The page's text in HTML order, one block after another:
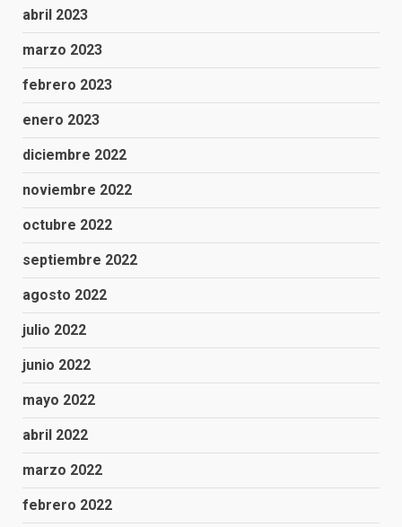
abril 2023
marzo 2023
febrero 2023
enero 2023
diciembre 2022
noviembre 2022
octubre 2022
septiembre 2022
agosto 2022
julio 2022
junio 2022
mayo 2022
abril 2022
marzo 2022
febrero 2022